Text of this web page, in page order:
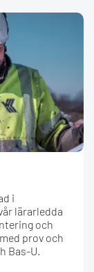
i
lärarledda
och
prov och
Bas-U.